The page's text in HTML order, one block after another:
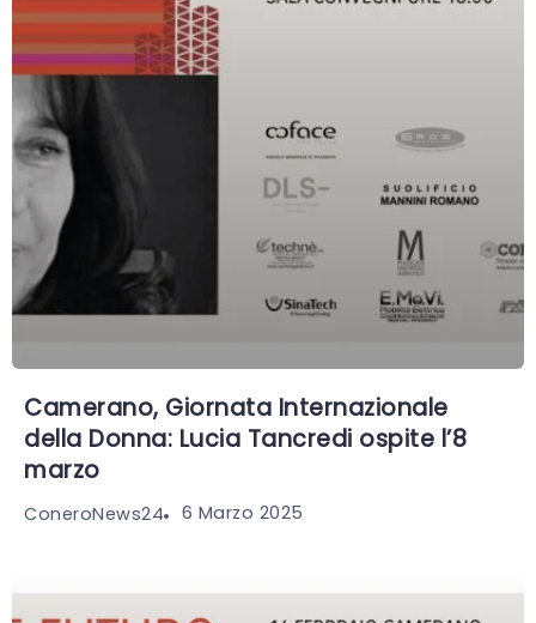
Camerano, Giornata Internazionale
della Donna: Lucia Tancredi ospite l’8
marzo
ConeroNews24 6 Marzo 2025